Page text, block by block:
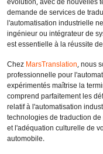
demande de services de
l'automatisation industrielle
ingénieur ou intégrateur de
est essentielle à la réussite
ChezMarsTranslation, nous
professionnelle pour
expérimentés maîtrise la
comprend parfaitement les
relatif à l'automatisation
technologies de traduction
et l'adéquation culturelle de
automobile.